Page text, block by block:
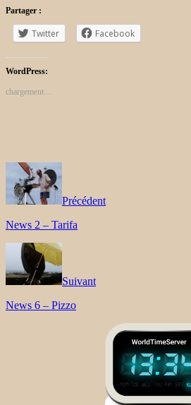
Partager :
Twitter Facebook
WordPress:
chargement…
Précédent
News 2 – Tarifa
Suivant
News 6 – Pizzo